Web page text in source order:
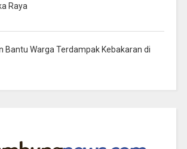
Raya
Bantu Warga Terdampak Kebakaran di